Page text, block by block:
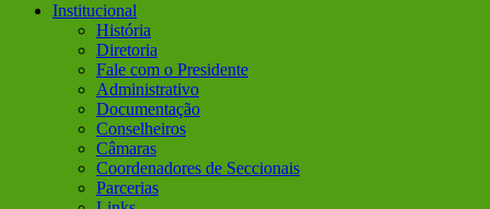
Institucional
História
Diretoria
Fale com o Presidente
Administrativo
Documentação
Conselheiros
Câmaras
Coordenadores de Seccionais
Parcerias